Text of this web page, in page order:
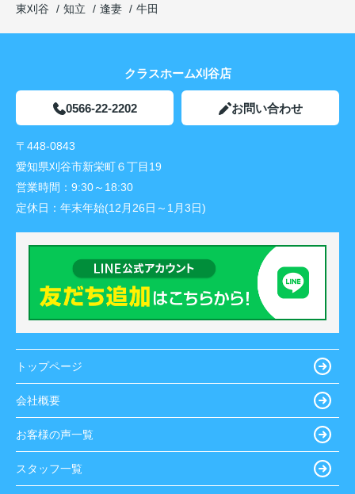
東刈谷
知立 逢妻 牛田
クラスホーム刈谷店
0566-22-2202 お問い合わせ
〒448-0843
愛知県刈谷市新栄町６丁目19
営業時間： 9:30～18:30
定休日： 年末年始(12月26日～1月3日)
トップページ
会社概要
お客様の声一覧
スタッフ一覧